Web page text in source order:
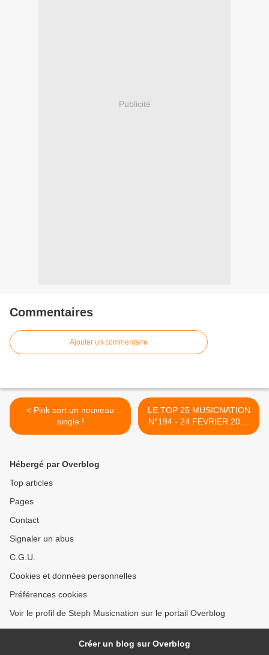
Publicité
Commentaires
Ajouter un commentaire
< Pink sort un nouveau
single !
LE TOP 25 MUSICNATION
N°194 - 24 FEVRIER 2019
>
Hébergé par Overblog
Top articles
Pages
Contact
Signaler un abus
C.G.U.
Cookies et données personnelles
Préférences cookies
Voir le profil de Steph Musicnation sur le portail Overblog
Créer un blog sur Overblog